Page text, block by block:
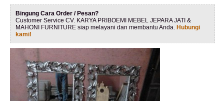
Bingung Cara Order / Pesan?
Customer Service CV. KARYA PRIBOEMI MEBEL JEPARA JATI &
MAHONI FURNITURE siap melayani dan membantu Anda. Hubungi
kami!